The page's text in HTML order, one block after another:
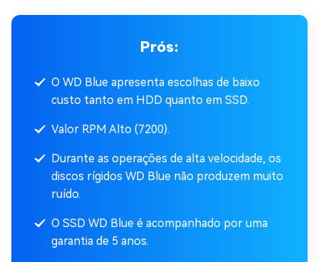
Prós:
O WD Blue apresenta escolhas de baixo
custo tanto em HDD quanto em SSD.
Valor RPM Alto (7200).
Durante as operações de alta velocidade, os
discos rígidos WD Blue não produzem muito
ruído.
O SSD WD Blue é acompanhado por uma
garantia de 5 anos.